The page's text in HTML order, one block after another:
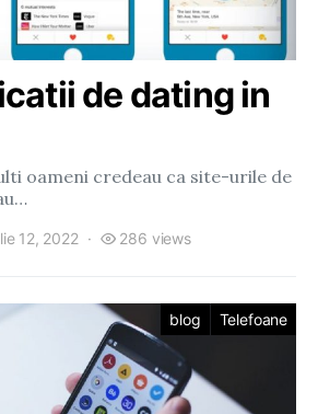
de dating in
oameni credeau ca site-urile de
12, 2022 286 views
blog Telefoane